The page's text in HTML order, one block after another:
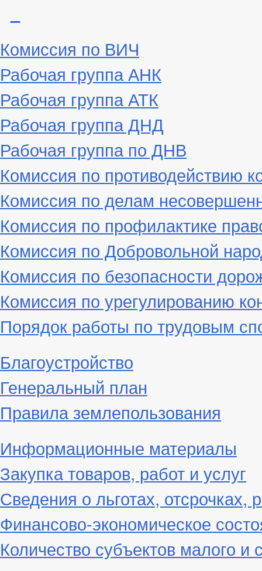
Комиссия по ВИЧ
Рабочая группа АНК
Рабочая группа АТК
Рабочая группа ДНД
Рабочая группа по ДНВ
Комиссия по противодействию
Комиссия по делам
Комиссия по профилактике
Комиссия по Добровольной
Комиссия по безопасности
Комиссия по урегулированию
Порядок работы по трудовым
Благоустройство
Генеральный план
Правила землепользования
Информационные материалы
Закупка товаров, работ и услуг
Сведения о льготах, отсрочках,
Финансово-экономическое
Количество субъектов малого и